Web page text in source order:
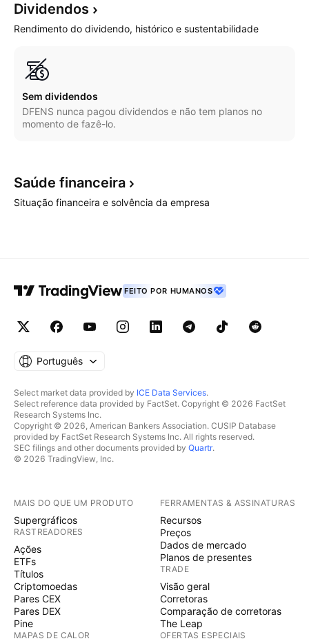
Dividendos
Rendimento do dividendo, histórico e sustentabilidade
Sem dividendos
DFENS nunca pagou dividendos e não tem planos no
momento de fazê-lo.
Saúde financeira
Situação financeira e solvência da empresa
FEITO POR HUMANOS
Português
Select market data provided by ICE Data Services.
Select reference data provided by FactSet. Copyright © 2026 FactSet
Research Systems Inc.
Copyright © 2026, American Bankers Association. CUSIP Database
provided by FactSet Research Systems Inc. All rights reserved.
SEC filings and other documents provided by Quartr.
© 2026 TradingView, Inc.
MAIS DO QUE UM PRODUTO
Supergráficos
RASTREADORES
Ações
ETFs
Títulos
Criptomoedas
Pares CEX
Pares DEX
Pine
MAPAS DE CALOR
FERRAMENTAS & ASSINATURAS
Recursos
Preços
Dados de mercado
Planos de presentes
TRADE
Visão geral
Corretoras
Comparação de corretoras
The Leap
OFERTAS ESPECIAIS